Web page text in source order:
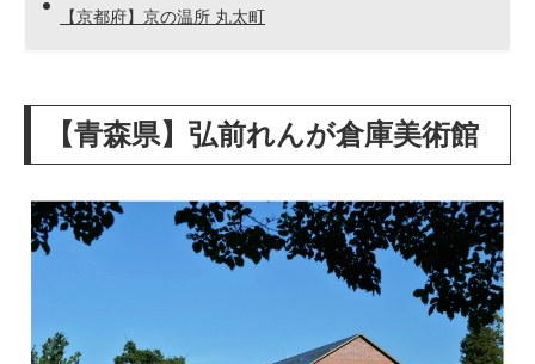
【京都府】京の温所 丸太町
【青森県】弘前れんが倉庫美術館